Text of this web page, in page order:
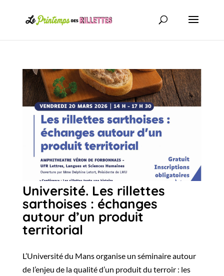
Université. Les rillettes
sarthoises : échanges
autour d’un produit
territorial
L’Université du Mans organise un séminaire autour
de l’enjeu de la qualité d’un produit du terroir : les